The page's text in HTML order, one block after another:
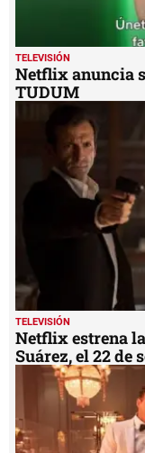
TELEVISIÓN
Netflix anuncia
TUDUM
TELEVISIÓN
Netflix estrena
Suárez, el 22 de